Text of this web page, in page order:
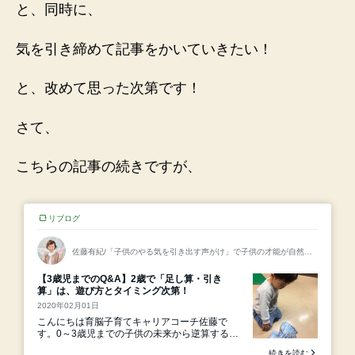
と、同時に、
気を引き締めて記事をかいていきたい！
と、改めて思った次第です！
さて、
こちらの記事の続きですが、